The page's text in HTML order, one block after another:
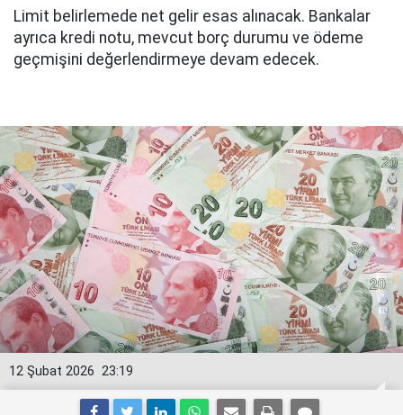
Limit belirlemede net gelir esas alınacak. Bankalar
ayrıca kredi notu, mevcut borç durumu ve ödeme
geçmişini değerlendirmeye devam edecek.
23:19
12 Şubat 2026